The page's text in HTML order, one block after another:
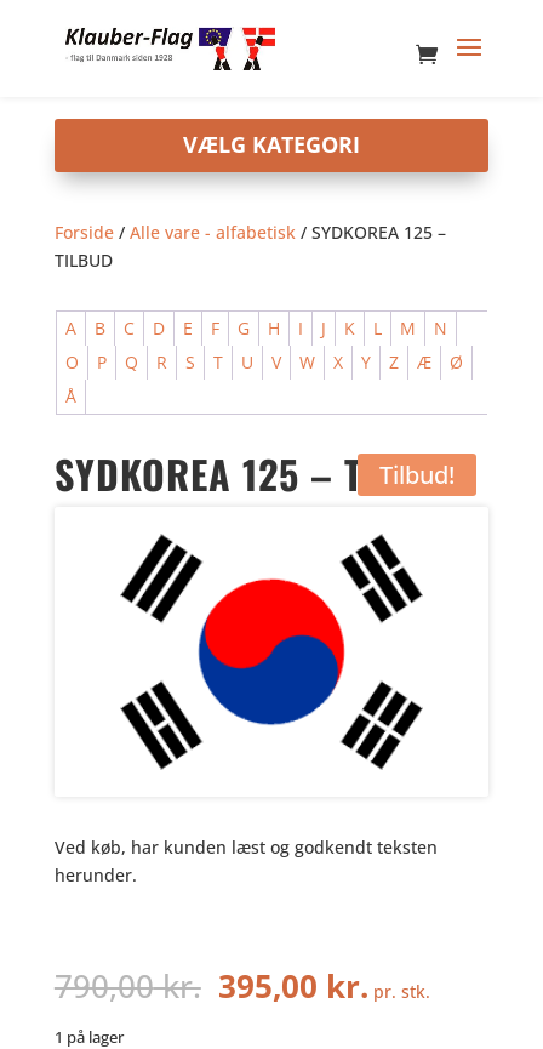
Forside/ Alle vare - alfabetisk/ SYDKOREA 125 –
TILBUD
A B C D E F G H I J K L M
N
O
P Q R S T U V W X Y Z Æ
Ø
Å
SYDKOREA 125 – TILBUD
Tilbud!
Ved køb, har kunden læst og godkendt teksten
herunder.
790,00kr. Den
oprindelige
395,00 kr.Den
aktuelle
pr. stk.
1 på lager